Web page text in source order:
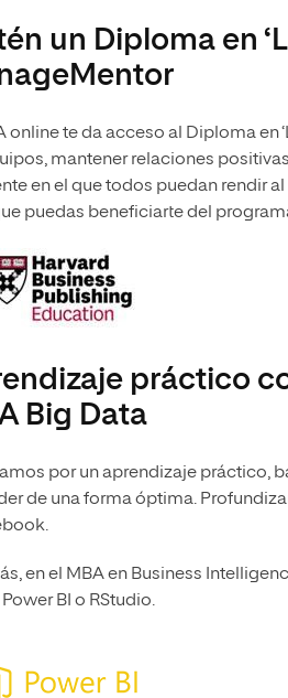
un Diploma en
online te da acceso al Diploma en
mantener relaciones
en el que todos puedan rendir
puedas beneficiarte del
práctico
Big Data
por un aprendizaje práctico,
de una forma óptima.
en el MBA en Business
BI o RStudio.